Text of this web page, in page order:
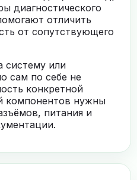
диагностического
отличить
от сопутствующего
систему или
сам по себе не
конкретной
компонентов нужны
питания и